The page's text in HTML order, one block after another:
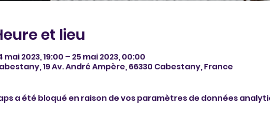
et lieu
mai 2023, 19:00 – 25 mai 2023, 00:00
19 Av. André Ampère, 66330 Cabestany, France
a été bloqué en raison de vos paramètres de données